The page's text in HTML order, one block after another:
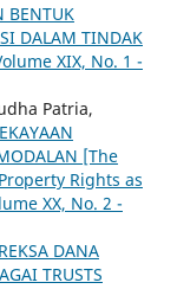
BENTUK
DALAM TINDAK
XIX, No. 1 -
Patria,
[The
Rights as
XX, No. 2 -
DANA
TRUSTS